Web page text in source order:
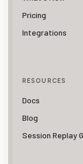
Pricing
Integrations
RESOURCES
Docs
Blog
Session Replay